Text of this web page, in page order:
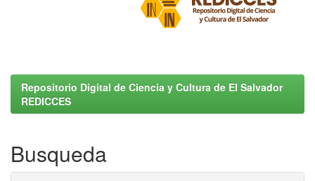
Repositorio Digital de Ciencia y Cultura de El Salvador
REDICCES
Busqueda